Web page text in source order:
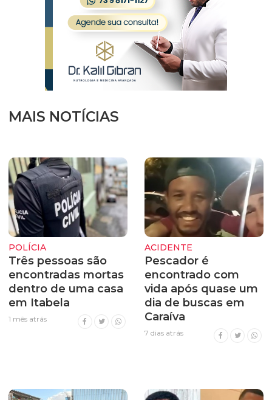
MAIS NOTÍCIAS
POLÍCIA
Três pessoas são
encontradas mortas
dentro de uma casa
em Itabela
1 mês atrás
ACIDENTE
Pescador é
encontrado com
vida após quase um
dia de buscas em
Caraíva
7 dias atrás